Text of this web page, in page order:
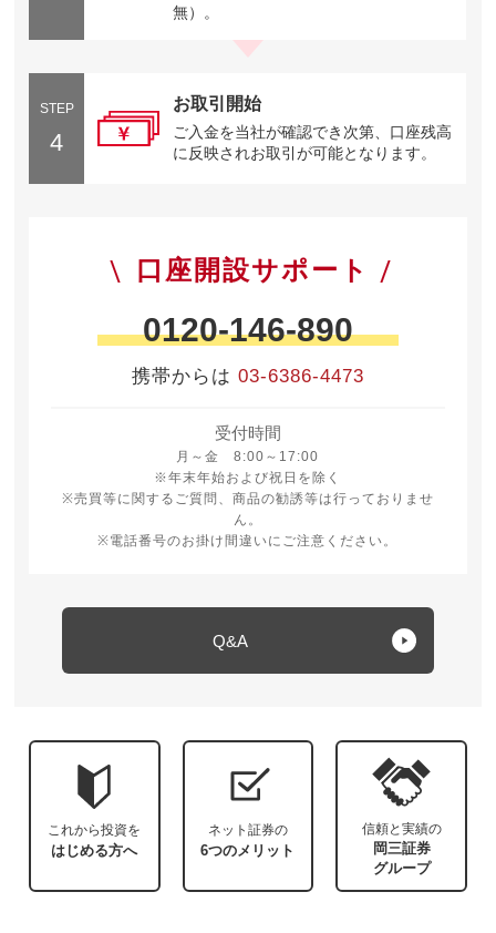
無）。
STEP
4
お取引開始
ご入金を当社が確認でき次第、口座残高
に反映されお取引が可能となります。
口座開設サポート
0120-146-890
携帯からは 03-6386-4473
受付時間
月～金 8:00～17:00
月曜日から金曜日 8時から17時
※年末年始および祝日を除く
※売買等に関するご質問、商品の勧誘等は行っておりませ
ん。
※電話番号のお掛け間違いにご注意ください。
Q&A
これから投資を
はじめる方へ
ネット証券の
6つのメリット
信頼と実績の
岡三証券
グループ